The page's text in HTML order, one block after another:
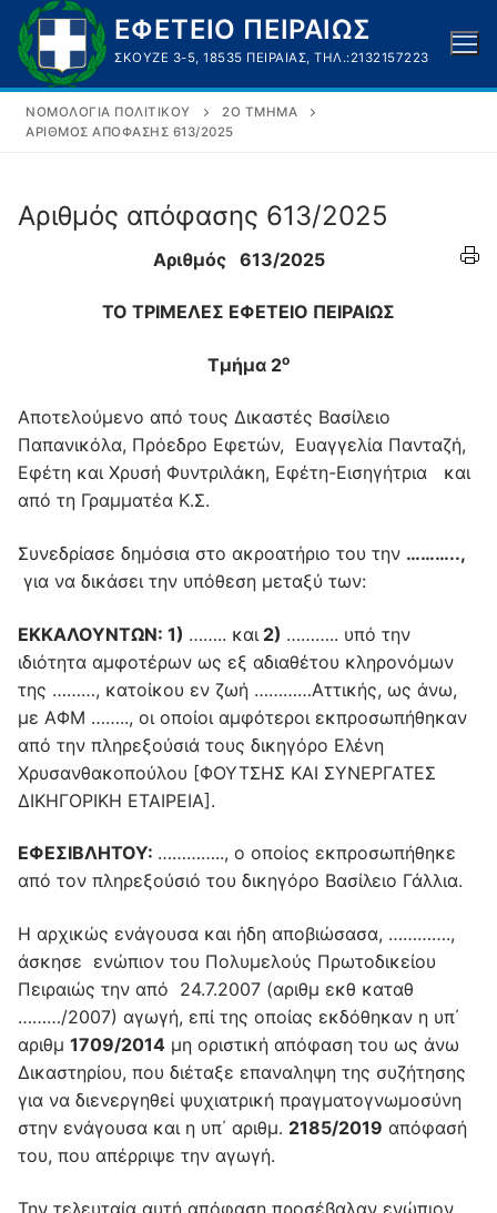
Μετάβαση
στο
περιεχόμενο
ΕΦΕΤΕΙΟ ΠΕΙΡΑΙΩΣ
ΣΚΟΥΖΈ 3-5, 18535 ΠΕΙΡΑΙΆΣ, ΤΗΛ.:2132157223
ΝΟΜΟΛΟΓΊΑ ΠΟΛΙΤΙΚΟΎ
2Ο ΤΜΉΜΑ
ΑΡΙΘΜΌΣ ΑΠΌΦΑΣΗΣ 613/2025
Αριθμός απόφασης 613/2025
Αριθμός 613/2025
ΤΟ ΤΡΙΜΕΛΕΣ ΕΦΕΤΕΙΟ ΠΕΙΡΑΙΩΣ
Τμήμα 2ο
Αποτελούμενο από τους Δικαστές Βασίλειο
Παπανικόλα, Πρόεδρο Εφετών, Ευαγγελία Πανταζή,
Εφέτη και Χρυσή Φυντριλάκη, Εφέτη-Εισηγήτρια και
από τη Γραμματέα Κ.Σ.
Συνεδρίασε δημόσια στο ακροατήριο του την ………..,
για να δικάσει την υπόθεση μεταξύ των:
ΕΚΚΑΛΟΥΝΤΩΝ: 1) …….. και 2) ……….. υπό την
ιδιότητα αμφοτέρων ως εξ αδιαθέτου κληρονόμων
της ………, κατοίκου εν ζωή …………Αττικής, ως άνω,
με ΑΦΜ …….., οι οποίοι αμφότεροι εκπροσωπήθηκαν
από την πληρεξούσιά τους δικηγόρο Ελένη
Χρυσανθακοπούλου [ΦΟΥΤΣΗΣ ΚΑΙ ΣΥΝΕΡΓΑΤΕΣ
ΔΙΚΗΓΟΡΙΚΗ ΕΤΑΙΡΕΙΑ].
ΕΦΕΣΙΒΛΗΤΟΥ: ………….., ο οποίος εκπροσωπήθηκε
από τον πληρεξούσιό του δικηγόρο Βασίλειο Γάλλια.
Η αρχικώς ενάγουσα και ήδη αποβιώσασα, ………….,
άσκησε ενώπιον του Πολυμελούς Πρωτοδικείου
Πειραιώς την από 24.7.2007 (αριθμ εκθ καταθ
………/2007) αγωγή, επί της οποίας εκδόθηκαν η υπ΄
αριθμ 1709/2014 μη οριστική απόφαση του ως άνω
Δικαστηρίου, που διέταξε επαναληψη της συζήτησης
για να διενεργηθεί ψυχιατρική πραγματογνωμοσύνη
στην ενάγουσα και η υπ΄ αριθμ. 2185/2019 απόφασή
του, που απέρριψε την αγωγή.
Την τελευταία αυτή απόφαση προσέβαλαν ενώπιον